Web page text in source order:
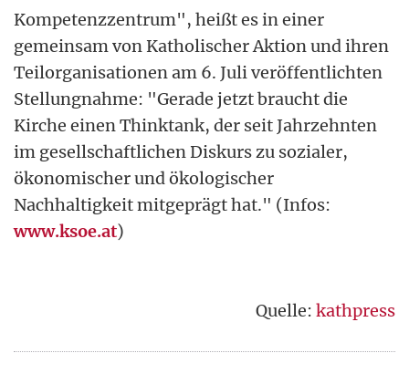
Kompetenzzentrum", heißt es in einer
gemeinsam von Katholischer Aktion und ihren
Teilorganisationen am 6. Juli veröffentlichten
Stellungnahme: "Gerade jetzt braucht die
Kirche einen Thinktank, der seit Jahrzehnten
im gesellschaftlichen Diskurs zu sozialer,
ökonomischer und ökologischer
Nachhaltigkeit mitgeprägt hat." (Infos:
www.ksoe.at)
Quelle: kathpress